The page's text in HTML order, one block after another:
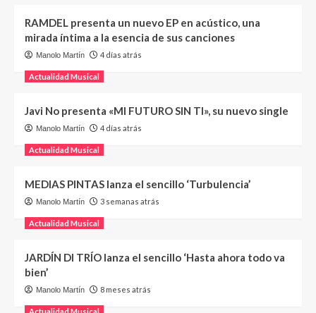
RAMDEL presenta un nuevo EP en acústico, una
mirada íntima a la esencia de sus canciones
Manolo Martín 4 días atrás
Actualidad Musical
Javi No presenta «MI FUTURO SIN TI», su nuevo single
Manolo Martín 4 días atrás
Actualidad Musical
MEDIAS PINTAS lanza el sencillo ‘Turbulencia’
Manolo Martín 3 semanas atrás
Actualidad Musical
JARDÍN DI TRÍO lanza el sencillo ‘Hasta ahora todo va
bien’
Manolo Martín 8 meses atrás